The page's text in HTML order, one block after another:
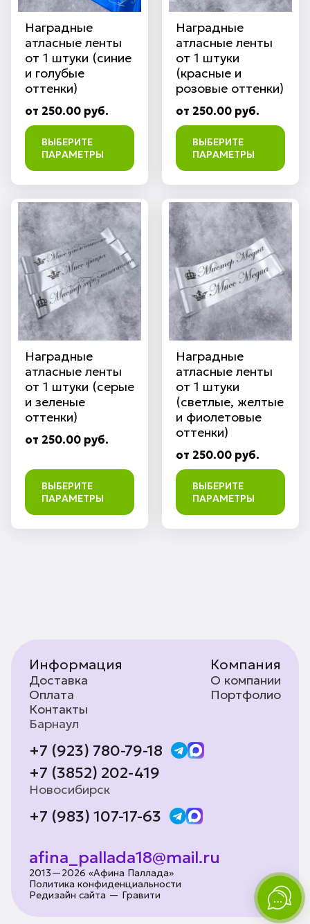
Наградные
атласные ленты
от 1 штуки (синие
и голубые
оттенки)
от 250.00 руб.
ВЫБЕРИТЕ
ПАРАМЕТРЫ
Наградные
атласные ленты
от 1 штуки
(красные и
розовые оттенки)
от 250.00 руб.
ВЫБЕРИТЕ
ПАРАМЕТРЫ
Наградные
атласные ленты
от 1 штуки (серые
и зеленые
оттенки)
от 250.00 руб.
ВЫБЕРИТЕ
ПАРАМЕТРЫ
Наградные
атласные ленты
от 1 штуки
(светлые, желтые
и фиолетовые
оттенки)
от 250.00 руб.
ВЫБЕРИТЕ
ПАРАМЕТРЫ
Информация
Доставка
Оплата
Контакты
Компания
О компании
Портфолио
Барнаул
+7 (923) 780-79-18
+7 (3852) 202-419
Новосибирск
+7 (983) 107-17-63
afina_pallada18@mail.ru
2013—2026 «Афина Паллада»
Политика конфиденциальности
Редизайн сайта — Гравити